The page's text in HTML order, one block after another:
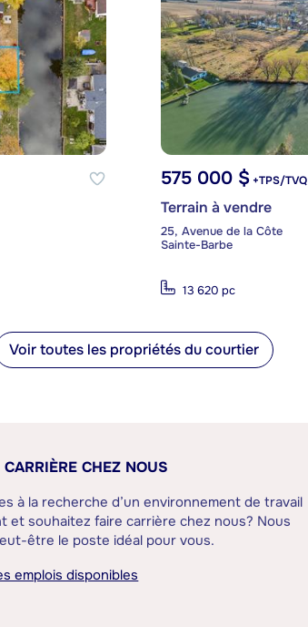
575 000 $ +TPS/TVQ
Terrain à vendre
25, Avenue de la Côte
Sainte-Barbe
13 620 pc
Voir toutes les propriétés du courtier
CARRIÈRE CHEZ NOUS
à la recherche d’un environnement de travail
et souhaitez faire carrière chez nous? Nous
être le poste idéal pour vous.
emplois disponibles